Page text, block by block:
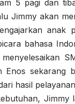
5 pagi dan
Jimmy akan
anak
bahasa
Enos sekarang
hasil